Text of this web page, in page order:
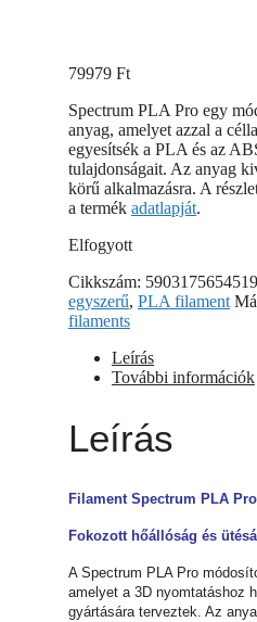
79979 Ft
Spectrum PLA Pro egy
anyag, amelyet azzal a
egyesítsék a PLA és az
tulajdonságait. Az anyag
körű alkalmazásra. A
a termék adatlapját.
Elfogyott
Cikkszám: 5903175654519
egyszerű, PLA filament
filaments
Leírás
További információk
Leírás
Filament Spectrum PLA Pro
Fokozott hőállóság és
A Spectrum PLA Pro
amelyet a 3D nyomtatáshoz
gyártására terveztek. Az